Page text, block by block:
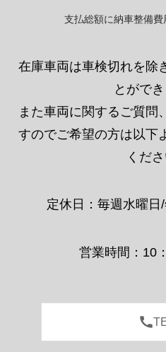
支払総額に納車整備費
在庫車両は車検切れを除
とができ
また車両に関するご質問
すのでご希望の方は以下
くださ
定休日：毎週水曜日
営業時間：10